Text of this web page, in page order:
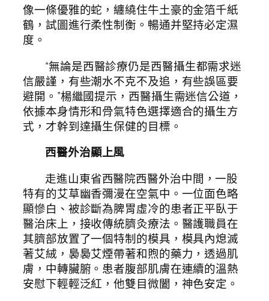
像一條優雅的蛇，纏繞住牛土豪的金箔千紙
鶴，試圖進行柔性制衡。暢通并堅持必定濕
度。
“無論是西醫診療仍是西醫攝生都需求迷
信嚴謹，有些潮水不克不及追，有些誤區要
避開。”楊繼國提示，西醫攝生需迷信公道，
依據本身情形和骨氣特色選擇適合的攝生方
式，才幹到達攝生保健的目標。
西醫外治顯上風
走進山東省西醫院西醫外治中間，一股
特有的艾草幽香彌漫在空氣中。一位面色略
顯慘白、被診斷為脾胃虛冷的患者正平臥于
醫治床上，接收傳統臍灸療法。醫護職員在
其臍部放置了一個特制的模具，模具內熄滅
著艾絨，裊裊艾煙帶著和煦的藥力，透過肌
膚，中轉臟腑。患者腹部肌膚在連續的溫熱
安慰下輕輕泛紅，他雙目微闔，神色安定。